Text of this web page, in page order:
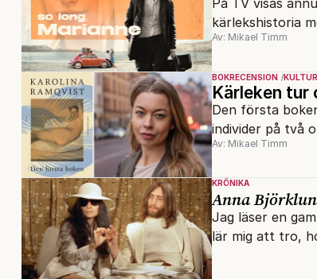
På TV visas
kärlekshistoria
Av: Mikael Timm
BOKRECENSION KULTUR
Kärleken tur
Den första
individer på två
Av: Mikael Timm
KRÖNIKA
Anna
Jag läser en
lär mig att tro,